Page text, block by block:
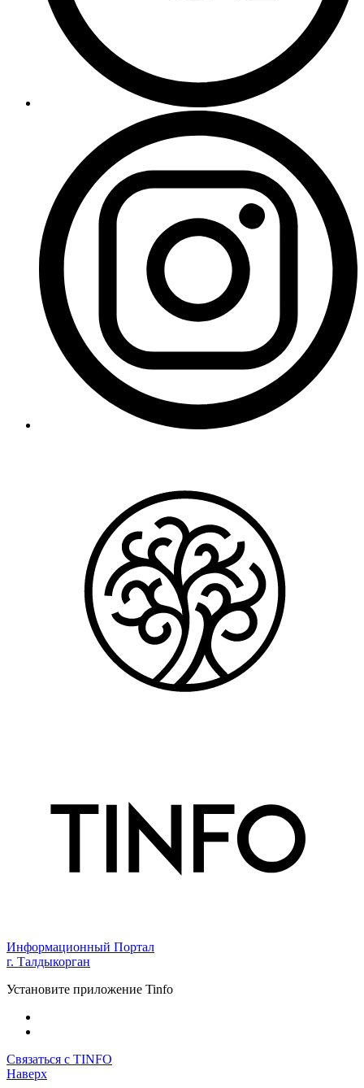
Информационный Портал
г. Талдыкорган
Установите приложение Tinfo
Связаться с TINFO
Наверх